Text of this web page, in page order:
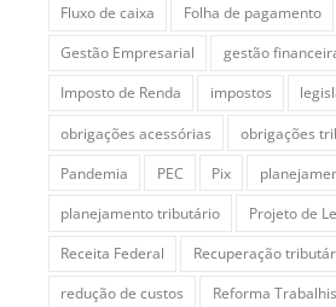
Fluxo de caixa
Folha de pagamento
Gestão Empresarial
gestão
Imposto de Renda
impostos
obrigações acessórias
obrigações
Pandemia
PEC Pix
planejamento tributário
Projeto de
Receita Federal
Recuperação
redução de custos
Reforma